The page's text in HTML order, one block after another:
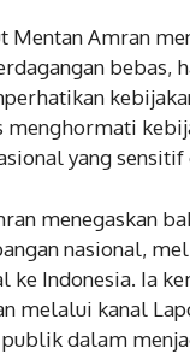
Mentan Amran
bebas,
menghormati
yang
menegaskan
nasional,
ke Indonesia. Ia
melalui kanal
dalam